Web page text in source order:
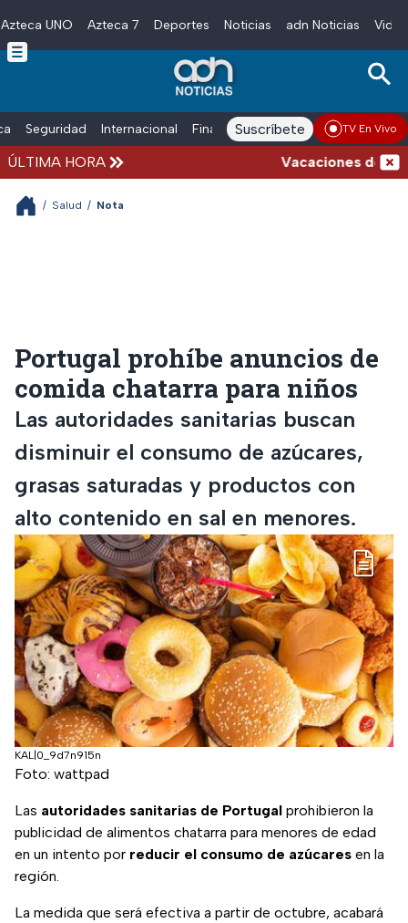
Skip to main content
Azteca UNO Azteca 7 Deportes Noticias adn Noticias
Seguridad Internacional Finanzas adn Noticias Radio
Suscríbete TV En Vivo
ÚLTIMA HORA Vacaciones de
/ Salud / Nota
Portugal prohíbe anuncios de
comida chatarra para niños
Las autoridades sanitarias buscan
disminuir el consumo de azúcares,
grasas saturadas y productos con
alto contenido en sal en menores.
KAL|0_9d7n915n
Foto: wattpad
Las autoridades sanitarias de Portugal prohibieron la
publicidad de alimentos chatarra para menores de edad
en un intento por reducir el consumo de azúcares en la
región.
La medida que será efectiva a partir de octubre, acabará